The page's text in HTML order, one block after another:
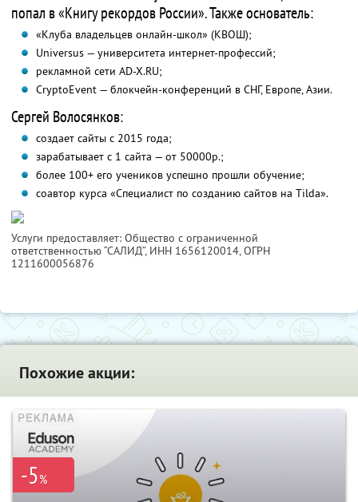
попал в «Книгу рекордов России». Также основатель:
«Клуба владельцев онлайн-школ» (КВОШ);
Universus — университета интернет-профессий;
рекламной сети AD-X.RU;
CryptoEvent — блокчейн-конференций в СНГ, Европе, Азии.
Сергей Волосянков:
создает сайты с 2015 года;
зарабатывает с 1 сайта — от 50000р.;
более 100+ его учеников успешно прошли обучение;
соавтор курса «Специалист по созданию сайтов на Tilda».
Услуги предоставляет: Общество с ограниченной
ответственностью “САЛИД”, ИНН 1656120014, ОГРН
1211600056876
Похожие акции:
-5%